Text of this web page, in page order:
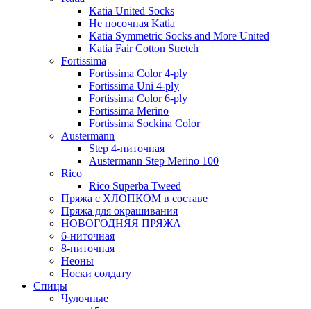
Katia United Socks
Не носочная Katia
Katia Symmetric Socks and More United
Katia Fair Cotton Stretch
Fortissima
Fortissima Color 4-ply
Fortissima Uni 4-ply
Fortissima Color 6-ply
Fortissima Merino
Fortissima Sockina Color
Austermann
Step 4-ниточная
Austermann Step Merino 100
Rico
Rico Superba Tweed
Пряжа с ХЛОПКОМ в составе
Пряжа для окрашивания
НОВОГОДНЯЯ ПРЯЖА
6-ниточная
8-ниточная
Неоны
Носки солдату
Спицы
Чулочные